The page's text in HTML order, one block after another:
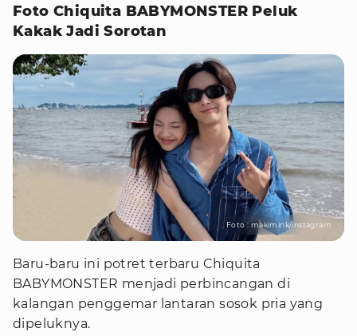
Foto Chiquita BABYMONSTER Peluk
Kakak Jadi Sorotan
Foto : makimink/instagram
Baru-baru ini potret terbaru Chiquita
BABYMONSTER menjadi perbincangan di
kalangan penggemar lantaran sosok pria yang
dipeluknya.